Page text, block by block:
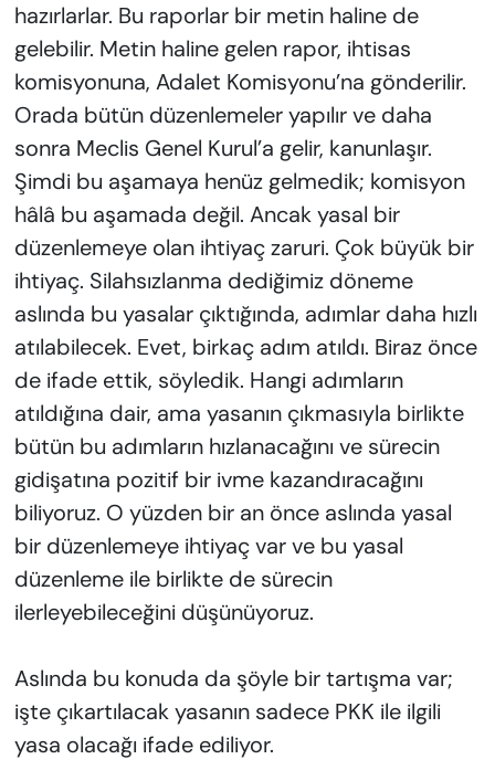
hazırlarlar. Bu raporlar bir metin haline de
gelebilir. Metin haline gelen rapor, ihtisas
komisyonuna, Adalet Komisyonu’na gönderilir.
Orada bütün düzenlemeler yapılır ve daha
sonra Meclis Genel Kurul’a gelir, kanunlaşır.
Şimdi bu aşamaya henüz gelmedik; komisyon
hâlâ bu aşamada değil. Ancak yasal bir
düzenlemeye olan ihtiyaç zaruri. Çok büyük bir
ihtiyaç. Silahsızlanma dediğimiz döneme
aslında bu yasalar çıktığında, adımlar daha hızlı
atılabilecek. Evet, birkaç adım atıldı. Biraz önce
de ifade ettik, söyledik. Hangi adımların
atıldığına dair, ama yasanın çıkmasıyla birlikte
bütün bu adımların hızlanacağını ve sürecin
gidişatına pozitif bir ivme kazandıracağını
biliyoruz. O yüzden bir an önce aslında yasal
bir düzenlemeye ihtiyaç var ve bu yasal
düzenleme ile birlikte de sürecin
ilerleyebileceğini düşünüyoruz.
Aslında bu konuda da şöyle bir tartışma var;
işte çıkartılacak yasanın sadece PKK ile ilgili
yasa olacağı ifade ediliyor.